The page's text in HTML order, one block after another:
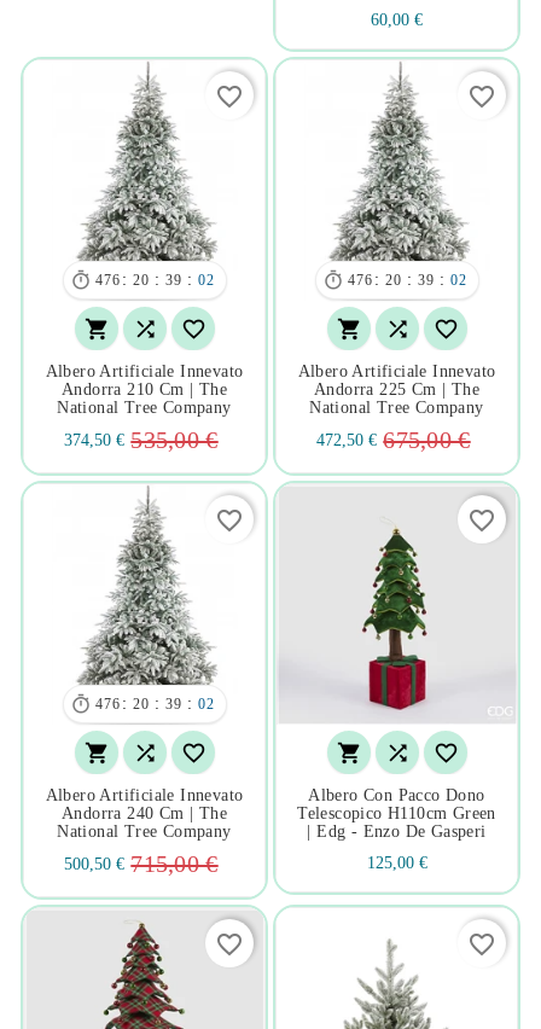
60,00 €
 476 : 20 : 39 : 01
  
Albero Artificiale Innevato
Andorra 210 Cm | The
National Tree Company
374,50 € 535,00 €
favorite_border
 476 : 20 : 39 : 01
  
Albero Artificiale Innevato
Andorra 225 Cm | The
National Tree Company
472,50 € 675,00 €
favorite_border
 476 : 20 : 39 : 01
  
Albero Artificiale Innevato
Andorra 240 Cm | The
National Tree Company
500,50 € 715,00 €
favorite_border
  
Albero Con Pacco Dono
Telescopico H110cm Green
| Edg - Enzo De Gasperi
125,00 €
favorite_border
favorite_border favorite_border